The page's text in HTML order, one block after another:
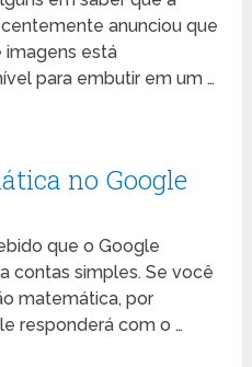
anunciou que
imagens está
para embutir em um …
no Google
que o Google
contas simples. Se você
matemática, por
responderá com o …